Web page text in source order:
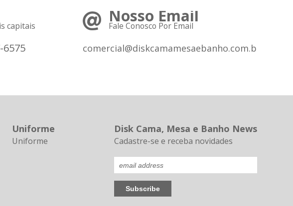
capitais
6575
Nosso Email
Fale Conosco Por Email
comercial@diskcamamesaebanho.com.br
Uniforme
Uniforme
Disk Cama, Mesa e Banho News
Cadastre-se e receba novidades